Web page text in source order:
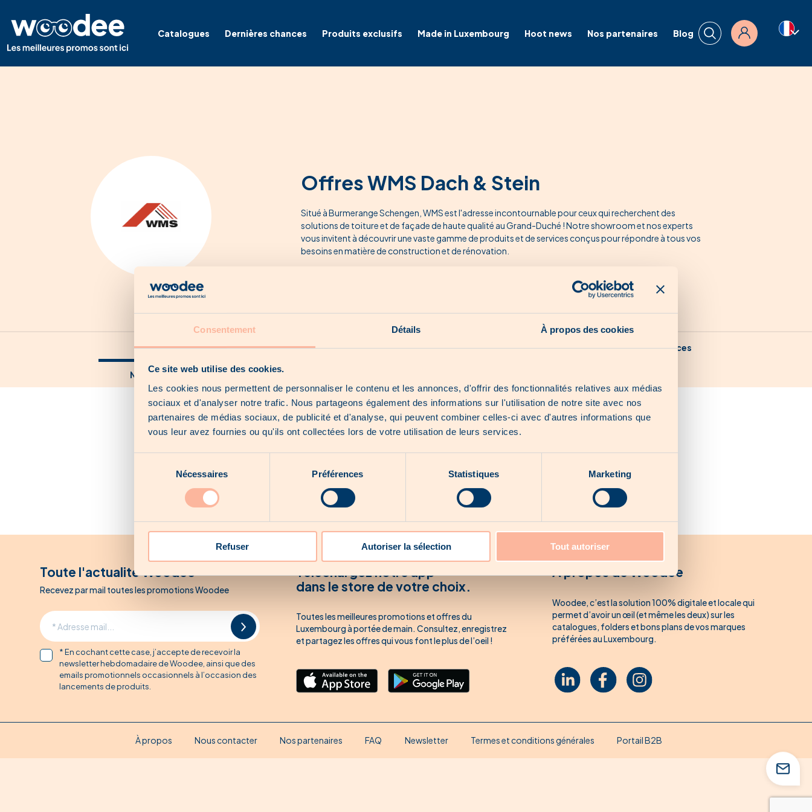
Consentement Détails À propos des cookies
Ce site web utilise des cookies.
Les cookies nous permettent de personnaliser le contenu et les annonces, d'offrir des fonctionnalités relatives aux médias
sociaux et d'analyser notre trafic. Nous partageons également des informations sur l'utilisation de notre site avec nos
partenaires de médias sociaux, de publicité et d'analyse, qui peuvent combiner celles-ci avec d'autres informations que
vous leur avez fournies ou qu'ils ont collectées lors de votre utilisation de leurs services.
consentement
Nécessaires Préférences Statistiques Marketing
Refuser Autoriser la sélection Tout autoriser
Catalogues Dernières chances Produits exclusifs Made in Luxembourg Hoot news Nos partenaires Blog Connexion
Offres WMS Dach & Stein
Situé à Burmerange Schengen, WMS est l'adresse incontournable pour ceux qui recherchent des
solutions de toiture et de façade de haute qualité au Grand-Duché ! Notre showroom et nos experts
vous invitent à découvrir une vaste gamme de produits et de services conçus pour répondre à tous vos
besoins en matière de construction et de rénovation.
Nos catalogues Nos shorts Nos hoot news Nos dernières chances
Nos offres locales Nos produits exclusifs
Aucun catalogue pour le moment...
Toute l'actualité Woodee
Recevez par mail toutes les promotions Woodee
* En cochant cette case, j’accepte de recevoir la
newsletter hebdomadaire de Woodee, ainsi que des
emails promotionnels occasionnels à l’occasion des
lancements de produits.
Téléchargez notre app’
dans le store de votre choix.
Toutes les meilleures promotions et offres du
Luxembourg à portée de main. Consultez, enregistrez
et partagez les offres qui vous font le plus de l’oeil !
À propos de Woodee
Woodee, c’est la solution 100% digitale et locale qui
permet d’avoir un œil (et même les deux) sur les
catalogues, folders et bons plans de vos marques
préférées au Luxembourg.
À propos Nous contacter Nos partenaires FAQ Newsletter Termes et conditions générales Portail B2B